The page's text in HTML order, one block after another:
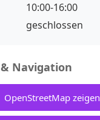
10:00-16:00
geschlossen
Navigation
OpenStreetMap zeigen